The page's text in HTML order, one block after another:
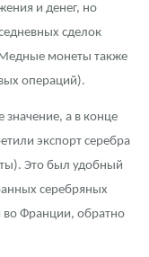
и денег, но
сделок
монеты также
операций).
значение, а в конце
экспорт серебра
Это был удобный
серебряных
во Франции, обратно